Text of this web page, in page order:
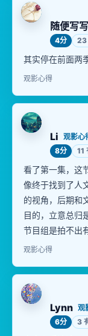
随便写写
4分
23
其实停在前面两
观影心得
Li 观影心
8分
11
看了第一集，这
像终于找到了人
的视角，后期和
目的，立意总归
节目组是拍不出
观影心得
Lynn 观
6分
3